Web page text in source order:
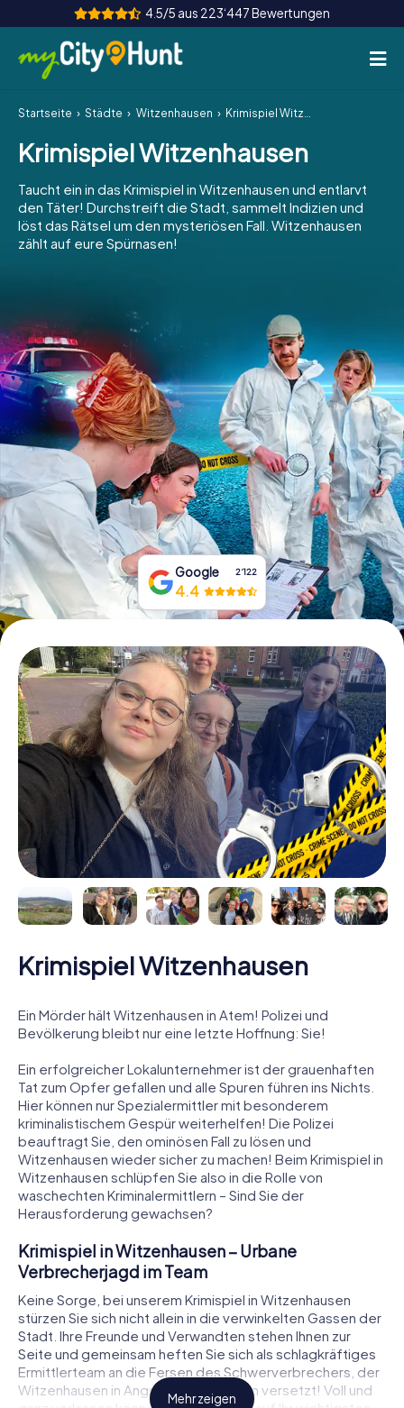
4.5/5 aus 223‘447 Bewertungen
So funktioniert's
Städte
Touren
Teamevent
INT AT
ES
IE
IT
NL
Tickets buchen
Gutscheine bestellen
Startseite Städte Witzenhausen Krimispiel Witzenhausen
Krimispiel Witzenhausen
Taucht ein in das Krimispiel in Witzenhausen und entlarvt
den Täter! Durchstreift die Stadt, sammelt Indizien und
löst das Rätsel um den mysteriösen Fall. Witzenhausen
zählt auf eure Spürnasen!
Google 2‘122
4.4
Krimispiel Witzenhausen
Ein Mörder hält Witzenhausen in Atem! Polizei und
Bevölkerung bleibt nur eine letzte Hoffnung: Sie!
Ein erfolgreicher Lokalunternehmer ist der grauenhaften
Tat zum Opfer gefallen und alle Spuren führen ins Nichts.
Hier können nur Spezialermittler mit besonderem
kriminalistischem Gespür weiterhelfen! Die Polizei
beauftragt Sie, den ominösen Fall zu lösen und
Witzenhausen wieder sicher zu machen! Beim Krimispiel in
Witzenhausen schlüpfen Sie also in die Rolle von
waschechten Kriminalermittlern – Sind Sie der
Herausforderung gewachsen?
Krimispiel in Witzenhausen – Urbane
Verbrecherjagd im Team
Keine Sorge, bei unserem Krimispiel in Witzenhausen
stürzen Sie sich nicht allein in die verwinkelten Gassen der
Stadt. Ihre Freunde und Verwandten stehen Ihnen zur
Seite und gemeinsam heften Sie sich als schlagkräftiges
Ermittlerteam an die Fersen des Schwerverbrechers, der
Witzenhausen in Angst und Schrecken versetzt! Voll und
Mehr zeigen